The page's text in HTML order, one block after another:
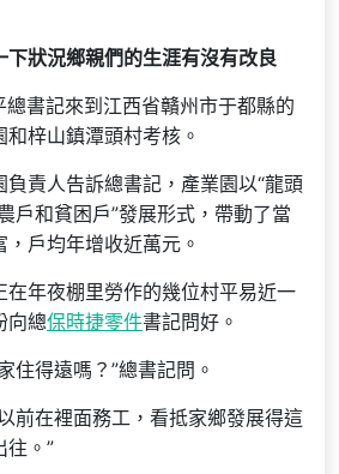
下狀況鄉親們的生涯有沒有改良
書記來到江西省贛州市于都縣的
梓山鎮潭頭村考核。
責人告訴總書記，產業園以“龍頭
戶和貧困戶”發展形式，帶動了當
戶均年增收近萬元。
在年夜棚里勞作的幾位村平易近一
向總保時捷零件書記問好。
住得遠嗎？”總書記問。
前在裡面務工，看抵家鄉發展得這
往。”